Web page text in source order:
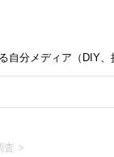
自分メディア（DIY、
査 >